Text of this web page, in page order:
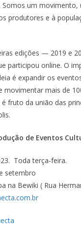
Somos um
produtores e à
edições — 2019 e
participou online. O
é expandir os
mais de
fruto da união das
de Eventos
Toda terça-feira.
setembro
na Bewiki ( Rua